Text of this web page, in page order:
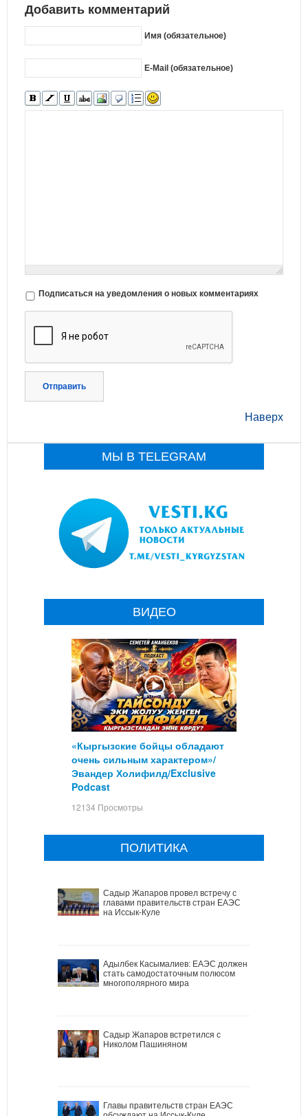
Добавить комментарий
Имя (обязательное)
E-Mail (обязательное)
Подписаться на уведомления о новых комментариях
Отправить
Наверх
МЫ В TELEGRAM
ВИДЕО
«Кыргызские бойцы обладают
очень сильным характером»/
Эвандер Холифилд/Exclusive
Podcast
12134 Просмотры
ПОЛИТИКА
Садыр Жапаров провел встречу с
главами правительств стран ЕАЭС
на Иссык-Куле
Адылбек Касымалиев: ЕАЭС должен
стать самодостаточным полюсом
многополярного мира
Садыр Жапаров встретился с
Николом Пашиняном
Главы правительств стран ЕАЭС